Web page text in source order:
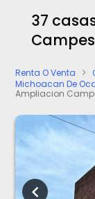
37
Renta O Venta chevron_right
Michoacan De
Ampliacion
chevron_left